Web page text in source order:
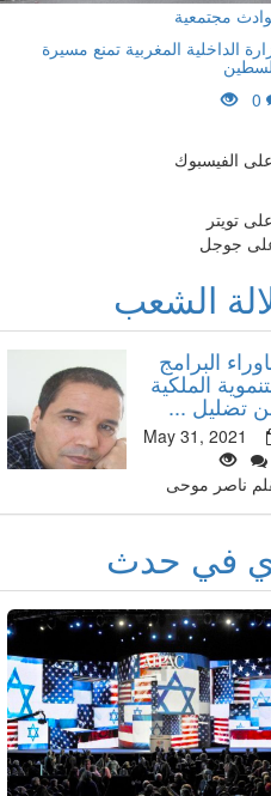
مجتمعية
الداخلية المغربية تمنع مسيرة
على الفيسبوك
تويتر
الشعب
البرامج
الملكية
تضليل ...
May 31, 2021
ناصر موحى
في حدث